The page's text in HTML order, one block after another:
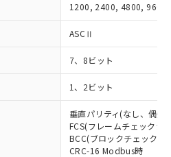
1200, 2400, 4800,
ASCⅡ
7、8ビット
1、2ビット
垂直パリティ(なし、偶数
FCS(フレームチェックシ
BCC(ブロックチェック
CRC-16 Modbus時